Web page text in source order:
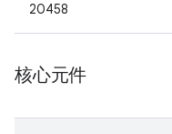
20458
核心元件